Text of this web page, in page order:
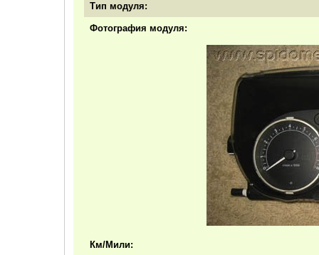
Тип модуля:
Фотография модуля:
Км/Мили: